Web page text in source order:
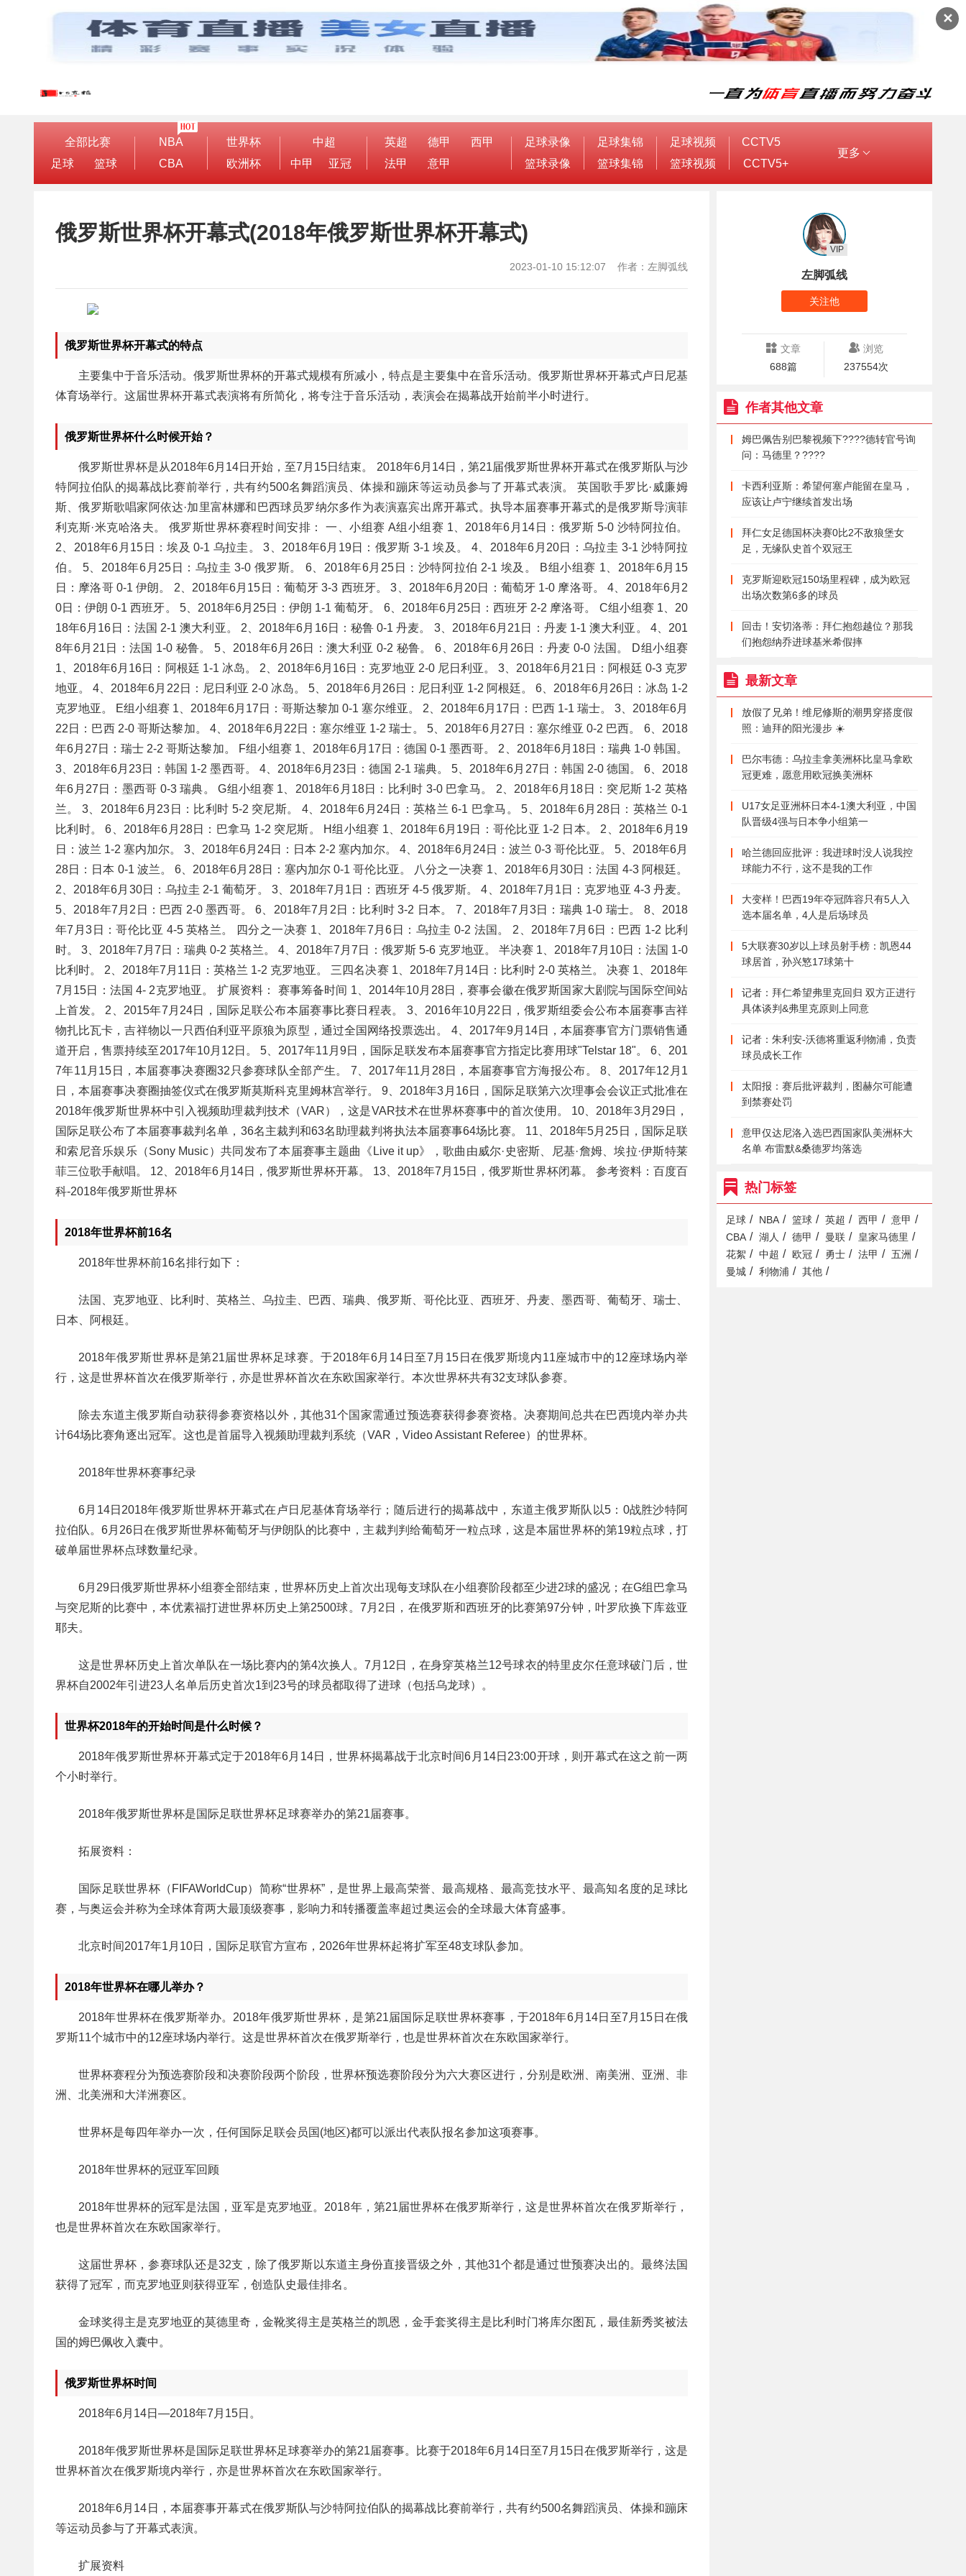
✕
全部比赛
足球
篮球
NBA
CBA
世界杯
欧洲杯
中超
中甲
亚冠
英超 德甲
西甲
法甲
意甲
足球录像
篮球录像
足球集锦
篮球集锦
足球视频
篮球视频
CCTV5
CCTV5+
更多
俄罗斯世界杯开幕式(2018年俄罗斯世界杯开幕式)
2023-01-10 15:12:07 作者：左脚弧线
俄罗斯世界杯开幕式的特点
主要集中于音乐活动。俄罗斯世界杯的开幕式规模有所减小，特点是主要集中在音乐活动。俄罗斯世界杯开幕式卢日尼基
体育场举行。这届世界杯开幕式表演将有所简化，将专注于音乐活动，表演会在揭幕战开始前半小时进行。
俄罗斯世界杯什么时候开始？
俄罗斯世界杯是从2018年6月14日开始，至7月15日结束。 2018年6月14日，第21届俄罗斯世界杯开幕式在俄罗斯队与沙
特阿拉伯队的揭幕战比赛前举行，共有约500名舞蹈演员、体操和蹦床等运动员参与了开幕式表演。 英国歌手罗比·威廉姆
斯、俄罗斯歌唱家阿依达·加里富林娜和巴西球员罗纳尔多作为表演嘉宾出席开幕式。执导本届赛事开幕式的是俄罗斯导演菲
利克斯·米克哈洛夫。 俄罗斯世界杯赛程时间安排： 一、小组赛 A组小组赛 1、2018年6月14日：俄罗斯 5-0 沙特阿拉伯。
2、2018年6月15日：埃及 0-1 乌拉圭。 3、2018年6月19日：俄罗斯 3-1 埃及。 4、2018年6月20日：乌拉圭 3-1 沙特阿拉
伯。 5、2018年6月25日：乌拉圭 3-0 俄罗斯。 6、2018年6月25日：沙特阿拉伯 2-1 埃及。 B组小组赛 1、2018年6月15
日：摩洛哥 0-1 伊朗。 2、2018年6月15日：葡萄牙 3-3 西班牙。 3、2018年6月20日：葡萄牙 1-0 摩洛哥。 4、2018年6月2
0日：伊朗 0-1 西班牙。 5、2018年6月25日：伊朗 1-1 葡萄牙。 6、2018年6月25日：西班牙 2-2 摩洛哥。 C组小组赛 1、20
18年6月16日：法国 2-1 澳大利亚。 2、2018年6月16日：秘鲁 0-1 丹麦。 3、2018年6月21日：丹麦 1-1 澳大利亚。 4、201
8年6月21日：法国 1-0 秘鲁。 5、2018年6月26日：澳大利亚 0-2 秘鲁。 6、2018年6月26日：丹麦 0-0 法国。 D组小组赛
1、2018年6月16日：阿根廷 1-1 冰岛。 2、2018年6月16日：克罗地亚 2-0 尼日利亚。 3、2018年6月21日：阿根廷 0-3 克罗
地亚。 4、2018年6月22日：尼日利亚 2-0 冰岛。 5、2018年6月26日：尼日利亚 1-2 阿根廷。 6、2018年6月26日：冰岛 1-2
克罗地亚。 E组小组赛 1、2018年6月17日：哥斯达黎加 0-1 塞尔维亚。 2、2018年6月17日：巴西 1-1 瑞士。 3、2018年6月
22日：巴西 2-0 哥斯达黎加。 4、2018年6月22日：塞尔维亚 1-2 瑞士。 5、2018年6月27日：塞尔维亚 0-2 巴西。 6、2018
年6月27日：瑞士 2-2 哥斯达黎加。 F组小组赛 1、2018年6月17日：德国 0-1 墨西哥。 2、2018年6月18日：瑞典 1-0 韩国。
3、2018年6月23日：韩国 1-2 墨西哥。 4、2018年6月23日：德国 2-1 瑞典。 5、2018年6月27日：韩国 2-0 德国。 6、2018
年6月27日：墨西哥 0-3 瑞典。 G组小组赛 1、2018年6月18日：比利时 3-0 巴拿马。 2、2018年6月18日：突尼斯 1-2 英格
兰。 3、2018年6月23日：比利时 5-2 突尼斯。 4、2018年6月24日：英格兰 6-1 巴拿马。 5、2018年6月28日：英格兰 0-1
比利时。 6、2018年6月28日：巴拿马 1-2 突尼斯。 H组小组赛 1、2018年6月19日：哥伦比亚 1-2 日本。 2、2018年6月19
日：波兰 1-2 塞内加尔。 3、2018年6月24日：日本 2-2 塞内加尔。 4、2018年6月24日：波兰 0-3 哥伦比亚。 5、2018年6月
28日：日本 0-1 波兰。 6、2018年6月28日：塞内加尔 0-1 哥伦比亚。 八分之一决赛 1、2018年6月30日：法国 4-3 阿根廷。
2、2018年6月30日：乌拉圭 2-1 葡萄牙。 3、2018年7月1日：西班牙 4-5 俄罗斯。 4、2018年7月1日：克罗地亚 4-3 丹麦。
5、2018年7月2日：巴西 2-0 墨西哥。 6、2018年7月2日：比利时 3-2 日本。 7、2018年7月3日：瑞典 1-0 瑞士。 8、2018
年7月3日：哥伦比亚 4-5 英格兰。 四分之一决赛 1、2018年7月6日：乌拉圭 0-2 法国。 2、2018年7月6日：巴西 1-2 比利
时。 3、2018年7月7日：瑞典 0-2 英格兰。 4、2018年7月7日：俄罗斯 5-6 克罗地亚。 半决赛 1、2018年7月10日：法国 1-0
比利时。 2、2018年7月11日：英格兰 1-2 克罗地亚。 三四名决赛 1、2018年7月14日：比利时 2-0 英格兰。 决赛 1、2018年
7月15日：法国 4- 2克罗地亚。 扩展资料： 赛事筹备时间 1、2014年10月28日，赛事会徽在俄罗斯国家大剧院与国际空间站
上首发。 2、2015年7月24日，国际足联公布本届赛事比赛日程表。 3、2016年10月22日，俄罗斯组委会公布本届赛事吉祥
物扎比瓦卡，吉祥物以一只西伯利亚平原狼为原型，通过全国网络投票选出。 4、2017年9月14日，本届赛事官方门票销售通
道开启，售票持续至2017年10月12日。 5、2017年11月9日，国际足联发布本届赛事官方指定比赛用球"Telstar 18"。 6、201
7年11月15日，本届赛事决赛圈32只参赛球队全部产生。 7、2017年11月28日，本届赛事官方海报公布。 8、2017年12月1
日，本届赛事决赛圈抽签仪式在俄罗斯莫斯科克里姆林宫举行。 9、2018年3月16日，国际足联第六次理事会会议正式批准在
2018年俄罗斯世界杯中引入视频助理裁判技术（VAR），这是VAR技术在世界杯赛事中的首次使用。 10、2018年3月29日，
国际足联公布了本届赛事裁判名单，36名主裁判和63名助理裁判将执法本届赛事64场比赛。 11、2018年5月25日，国际足联
和索尼音乐娱乐（Sony Music）共同发布了本届赛事主题曲《Live it up》，歌曲由威尔·史密斯、尼基·詹姆、埃拉·伊斯特莱
菲三位歌手献唱。 12、2018年6月14日，俄罗斯世界杯开幕。 13、2018年7月15日，俄罗斯世界杯闭幕。 参考资料：百度百
科-2018年俄罗斯世界杯
2018年世界杯前16名
2018年世界杯前16名排行如下：
法国、克罗地亚、比利时、英格兰、乌拉圭、巴西、瑞典、俄罗斯、哥伦比亚、西班牙、丹麦、墨西哥、葡萄牙、瑞士、
日本、阿根廷。
2018年俄罗斯世界杯是第21届世界杯足球赛。于2018年6月14日至7月15日在俄罗斯境内11座城市中的12座球场内举
行，这是世界杯首次在俄罗斯举行，亦是世界杯首次在东欧国家举行。本次世界杯共有32支球队参赛。
除去东道主俄罗斯自动获得参赛资格以外，其他31个国家需通过预选赛获得参赛资格。决赛期间总共在巴西境内举办共
计64场比赛角逐出冠军。这也是首届导入视频助理裁判系统（VAR，Video Assistant Referee）的世界杯。
2018年世界杯赛事纪录
6月14日2018年俄罗斯世界杯开幕式在卢日尼基体育场举行；随后进行的揭幕战中，东道主俄罗斯队以5：0战胜沙特阿
拉伯队。6月26日在俄罗斯世界杯葡萄牙与伊朗队的比赛中，主裁判判给葡萄牙一粒点球，这是本届世界杯的第19粒点球，打
破单届世界杯点球数量纪录。
6月29日俄罗斯世界杯小组赛全部结束，世界杯历史上首次出现每支球队在小组赛阶段都至少进2球的盛况；在G组巴拿马
与突尼斯的比赛中，本优素福打进世界杯历史上第2500球。7月2日，在俄罗斯和西班牙的比赛第97分钟，叶罗欣换下库兹亚
耶夫。
这是世界杯历史上首次单队在一场比赛内的第4次换人。7月12日，在身穿英格兰12号球衣的特里皮尔任意球破门后，世
界杯自2002年引进23人名单后历史首次1到23号的球员都取得了进球（包括乌龙球）。
世界杯2018年的开始时间是什么时候？
2018年俄罗斯世界杯开幕式定于2018年6月14日，世界杯揭幕战于北京时间6月14日23:00开球，则开幕式在这之前一两
个小时举行。
2018年俄罗斯世界杯是国际足联世界杯足球赛举办的第21届赛事。
拓展资料：
国际足联世界杯（FIFAWorldCup）简称“世界杯”，是世界上最高荣誉、最高规格、最高竞技水平、最高知名度的足球比
赛，与奥运会并称为全球体育两大最顶级赛事，影响力和转播覆盖率超过奥运会的全球最大体育盛事。
北京时间2017年1月10日，国际足联官方宣布，2026年世界杯起将扩军至48支球队参加。
2018年世界杯在哪儿举办？
2018年世界杯在俄罗斯举办。2018年俄罗斯世界杯，是第21届国际足联世界杯赛事，于2018年6月14日至7月15日在俄
罗斯11个城市中的12座球场内举行。这是世界杯首次在俄罗斯举行，也是世界杯首次在东欧国家举行。
世界杯赛程分为预选赛阶段和决赛阶段两个阶段，世界杯预选赛阶段分为六大赛区进行，分别是欧洲、南美洲、亚洲、非
洲、北美洲和大洋洲赛区。
世界杯是每四年举办一次，任何国际足联会员国(地区)都可以派出代表队报名参加这项赛事。
2018年世界杯的冠亚军回顾
2018年世界杯的冠军是法国，亚军是克罗地亚。2018年，第21届世界杯在俄罗斯举行，这是世界杯首次在俄罗斯举行，
也是世界杯首次在东欧国家举行。
这届世界杯，参赛球队还是32支，除了俄罗斯以东道主身份直接晋级之外，其他31个都是通过世预赛决出的。最终法国
获得了冠军，而克罗地亚则获得亚军，创造队史最佳排名。
金球奖得主是克罗地亚的莫德里奇，金靴奖得主是英格兰的凯恩，金手套奖得主是比利时门将库尔图瓦，最佳新秀奖被法
国的姆巴佩收入囊中。
俄罗斯世界杯时间
2018年6月14日—2018年7月15日。
2018年俄罗斯世界杯是国际足联世界杯足球赛举办的第21届赛事。比赛于2018年6月14日至7月15日在俄罗斯举行，这是
世界杯首次在俄罗斯境内举行，亦是世界杯首次在东欧国家举行。
2018年6月14日，本届赛事开幕式在俄罗斯队与沙特阿拉伯队的揭幕战比赛前举行，共有约500名舞蹈演员、体操和蹦床
等运动员参与了开幕式表演。
扩展资料
左脚弧线
VIP
关注他
文章
688篇
浏览
237554次
作者其他文章
姆巴佩告别巴黎视频下????️德转官号询
问：马德里？????
卡西利亚斯：希望何塞卢能留在皇马，
应该让卢宁继续首发出场
拜仁女足德国杯决赛0比2不敌狼堡女
足，无缘队史首个双冠王
克罗斯迎欧冠150场里程碑，成为欧冠
出场次数第6多的球员
回击！安切洛蒂：拜仁抱怨越位？那我
们抱怨纳乔进球基米希假摔
最新文章
放假了兄弟！维尼修斯的潮男穿搭度假
照：迪拜的阳光漫步 ☀️
巴尔韦德：乌拉圭拿美洲杯比皇马拿欧
冠更难，愿意用欧冠换美洲杯
U17女足亚洲杯日本4-1澳大利亚，中国
队晋级4强与日本争小组第一
哈兰德回应批评：我进球时没人说我控
球能力不行，这不是我的工作
大变样！巴西19年夺冠阵容只有5人入
选本届名单，4人是后场球员
5大联赛30岁以上球员射手榜：凯恩44
球居首，孙兴慜17球第十
记者：拜仁希望弗里克回归 双方正进行
具体谈判&弗里克原则上同意
记者：朱利安-沃德将重返利物浦，负责
球员成长工作
太阳报：赛后批评裁判，图赫尔可能遭
到禁赛处罚
意甲仅达尼洛入选巴西国家队美洲杯大
名单 布雷默&桑德罗均落选
热门标签
足球 / NBA / 篮球 / 英超 / 西甲 / 意甲 /
CBA / 湖人 / 德甲 / 曼联 / 皇家马德里 /
花絮 / 中超 / 欧冠 / 勇士 / 法甲 / 五洲 /
曼城 / 利物浦 / 其他 /